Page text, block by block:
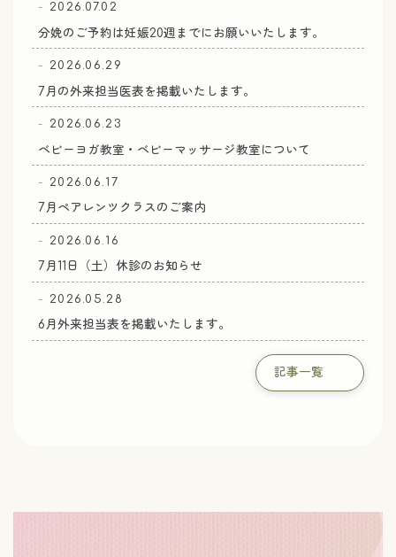
2026.07.02
分娩のご予約は妊娠20週までにお願いいたします。
2026.06.29
7月の外来担当医表を掲載いたします。
2026.06.23
ベビーヨガ教室・ベビーマッサージ教室について
2026.06.17
7月ペアレンツクラスのご案内
2026.06.16
7月11日（土）休診のお知らせ
2026.05.28
6月外来担当表を掲載いたします。
記事一覧